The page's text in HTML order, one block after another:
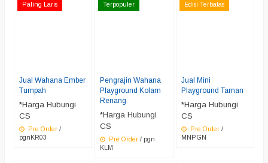
Paling Laris
Jual Wahana Ember
Tumpah
*Harga Hubungi
CS
Pre Order /
pgnKR03
Terpopuler
Pengrajin Wahana
Playground Kolam
Renang
*Harga Hubungi
CS
Pre Order / pgn
KLM
Edisi Terbatas
Jual Mini
Playground Taman
*Harga Hubungi
CS
Pre Order/
MNPGN